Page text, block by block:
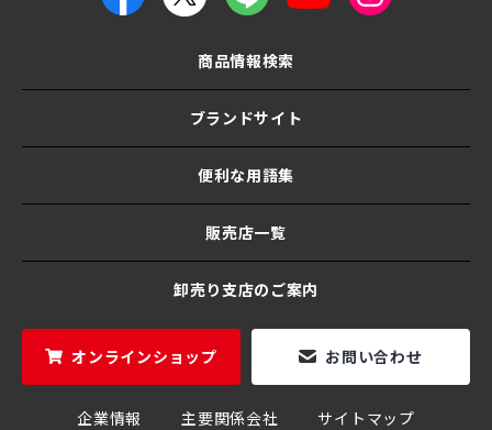
商品情報検索
ブランドサイト
便利な用語集
販売店一覧
卸売り支店のご案内
オンラインショップ お問い合わせ
企業情報 主要関係会社
サイトマップ